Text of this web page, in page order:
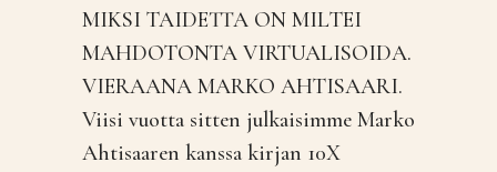
MIKSI TAIDETTA ON MILTEI
MAHDOTONTA VIRTUALISOIDA.
VIERAANA MARKO AHTISAARI.
Viisi vuotta sitten julkaisimme Marko
Ahtisaaren kanssa kirjan 10X